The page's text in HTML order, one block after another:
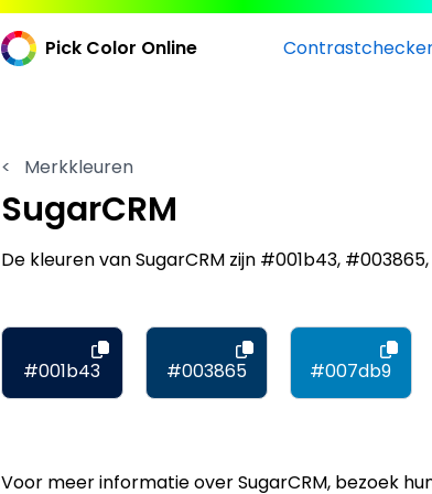
Pick Color Online
< Merkkleuren
SugarCRM
De kleuren van SugarCRM zijn #001b43,
#001b43 #003865 #007db9
Voor meer informatie over SugarCRM, bezoek